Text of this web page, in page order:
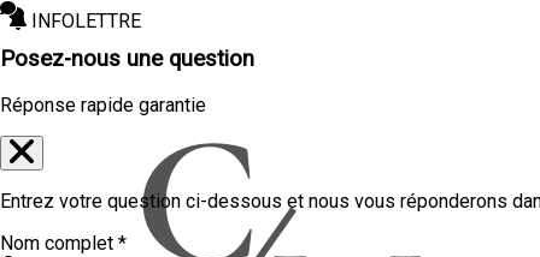
INFOLETTRE
Posez-nous une question
Réponse rapide garantie
Entrez votre question ci-dessous et nous vous réponderons
Nom complet *